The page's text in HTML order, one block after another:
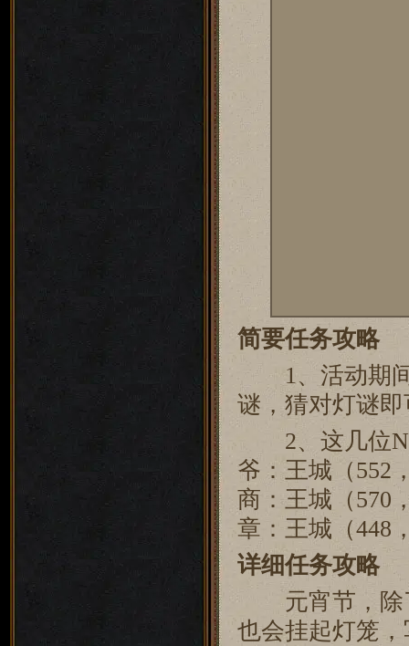
简要任务攻略
1、活动期间
谜，猜对灯谜
2、这几位
爷：王城（552
商：王城（570
章：王城（448
详细任务攻略
元宵节，除
也会挂起灯笼